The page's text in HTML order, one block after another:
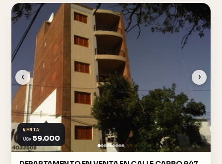
‹ ›
VENTA
US$ 59.000